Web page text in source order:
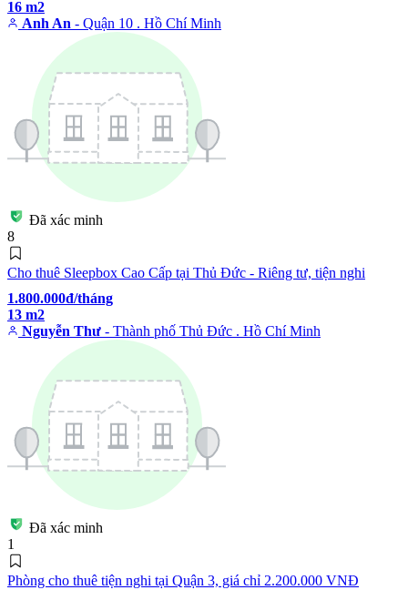
16 m2
Anh An - Quận 10 . Hồ Chí Minh
Đã xác minh
8
Cho thuê Sleepbox Cao Cấp tại Thủ Đức - Riêng tư, tiện nghi
1.800.000đ/tháng
13 m2
Nguyễn Thư - Thành phố Thủ Đức . Hồ Chí Minh
Đã xác minh
1
Phòng cho thuê tiện nghi tại Quận 3, giá chỉ 2.200.000 VNĐ